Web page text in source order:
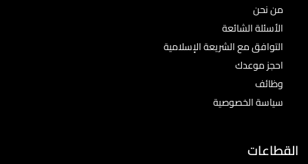
من نحن
الأسئلة الشائعة
التوافق مع الشريعة الإسلامية
احجز موعدك
وظائف
سياسة الخصوصية
القطاعات